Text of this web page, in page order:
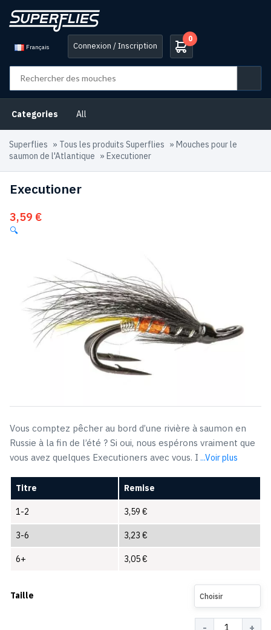
Français Connexion / Inscription
0
Categories All
Superflies » Tous les produits Superflies » Mouches pour le
saumon de l'Atlantique » Executioner
Executioner
3,59 €
🔍
Vous comptez pêcher au bord d’une rivière à saumon en
Russie à la fin de l’été ? Si oui, nous espérons vraiment que
vous avez quelques Executioners avec vous. I ...Voir plus
Titre Remise
1-2 3,59 €
3-6 3,23 €
6+ 3,05€
Taille Choisir